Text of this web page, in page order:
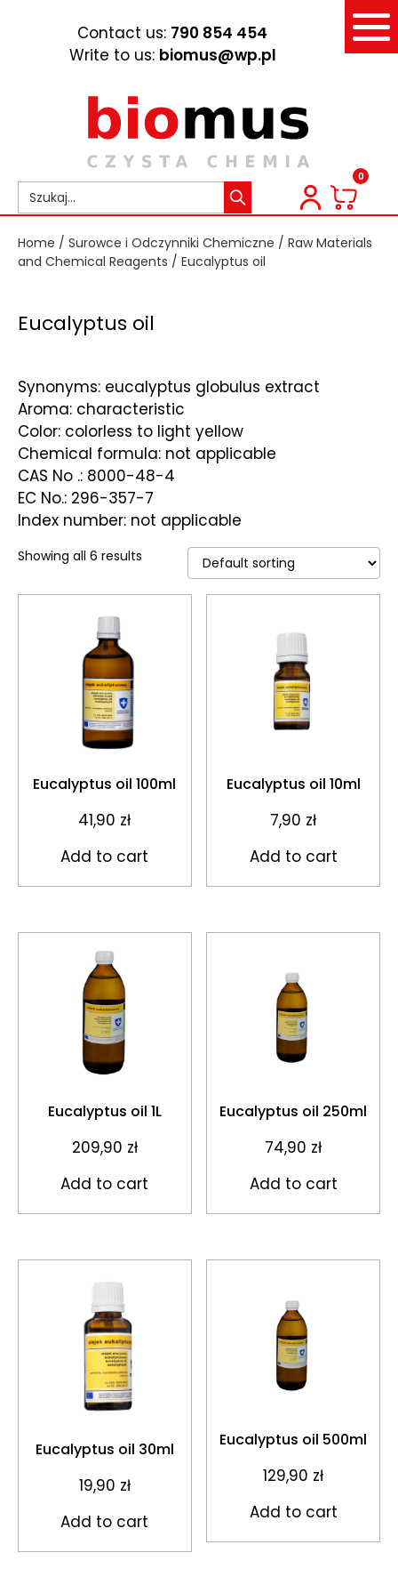
Contact us: 790 854 454
Write to us: biomus@wp.pl
0
Home / Surowce i Odczynniki Chemiczne / Raw Materials
and Chemical Reagents / Eucalyptus oil
Eucalyptus oil
Synonyms: eucalyptus globulus extract
Aroma: characteristic
Color: colorless to light yellow
Chemical formula: not applicable
CAS No .: 8000-48-4
EC No.: 296-357-7
Index number: not applicable
Showing all 6 results
Eucalyptus oil 100ml
41,90 zł
Add to cart
Eucalyptus oil 10ml
7,90 zł
Add to cart
Eucalyptus oil 1L
209,90 zł
Add to cart
Eucalyptus oil 250ml
74,90 zł
Add to cart
Eucalyptus oil 30ml
19,90 zł
Add to cart
Eucalyptus oil 500ml
129,90 zł
Add to cart